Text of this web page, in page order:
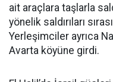
ait araçlara taşlarla
yönelik saldırıları
Yerleşimciler ayrıca
Avarta köyüne girdi.